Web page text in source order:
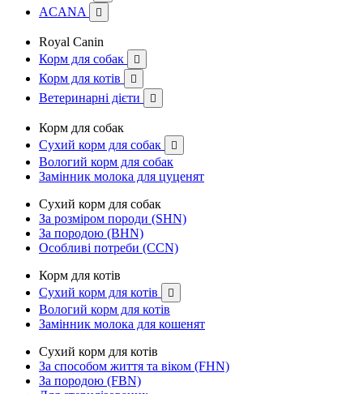
ACANA 
Royal Canin
Корм для собак

Корм для котів 
Ветеринарні дієти 
Корм для собак
Сухий корм для собак

Вологий корм для собак
Замінник молока для цуценят
Сухий корм для собак
За розміром породи (SHN)
За породою (BHN)
Особливі потреби (CCN)
Корм для котів
Сухий корм для котів

Вологий корм для котів
Замінник молока для кошенят
Сухий корм для котів
За способом життя та віком (FHN)
За породою (FBN)